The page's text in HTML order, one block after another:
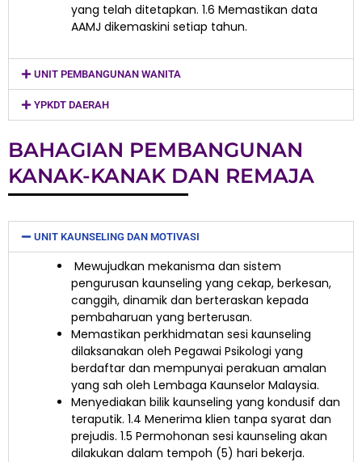
yang telah ditetapkan. 1.6 Memastikan data
AAMJ dikemaskini setiap tahun.
UNIT PEMBANGUNAN WANITA
YPKDT DAERAH
BAHAGIAN PEMBANGUNAN
KANAK-KANAK DAN REMAJA
UNIT KAUNSELING DAN MOTIVASI
Mewujudkan mekanisma dan sistem
pengurusan kaunseling yang cekap, berkesan,
canggih, dinamik dan berteraskan kepada
pembaharuan yang berterusan.
Memastikan perkhidmatan sesi kaunseling
dilaksanakan oleh Pegawai Psikologi yang
berdaftar dan mempunyai perakuan amalan
yang sah oleh Lembaga Kaunselor Malaysia.
Menyediakan bilik kaunseling yang kondusif dan
teraputik. 1.4 Menerima klien tanpa syarat dan
prejudis. 1.5 Permohonan sesi kaunseling akan
dilakukan dalam tempoh (5) hari bekerja.